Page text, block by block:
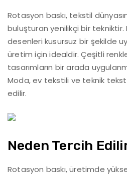
Rotasyon baskı, tekstil
buluşturan yenilikçi bir tekniktir.
desenleri kusursuz bir şekilde
üretim için idealdir. Çeşitli
tasarımların bir arada
Moda, ev tekstili ve teknik
edilir.
Neden Tercih
Rotasyon baskı, üretimde